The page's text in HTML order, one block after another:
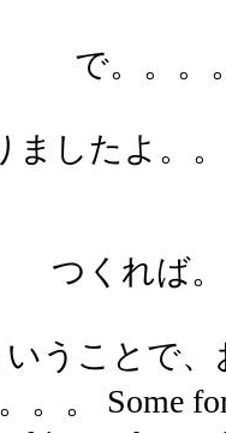
で。。。
ましたよ。
つくれば
うことで
。。 Some